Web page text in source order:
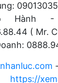
Hành
( Mr.
-
https://